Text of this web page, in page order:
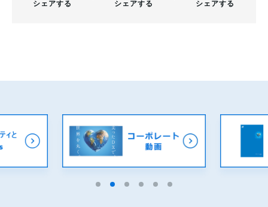
シェアする
シェアする
シェアする